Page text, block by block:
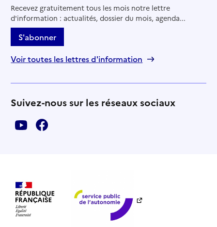
Recevez gratuitement tous les mois notre lettre
d'information : actualités, dossier du mois, agenda...
S'abonner
Voir toutes les lettres d'information
Suivez-nous sur les réseaux sociaux